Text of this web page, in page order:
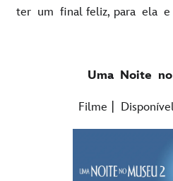
ter um final feliz, para ela e
Uma Noite
Filme |